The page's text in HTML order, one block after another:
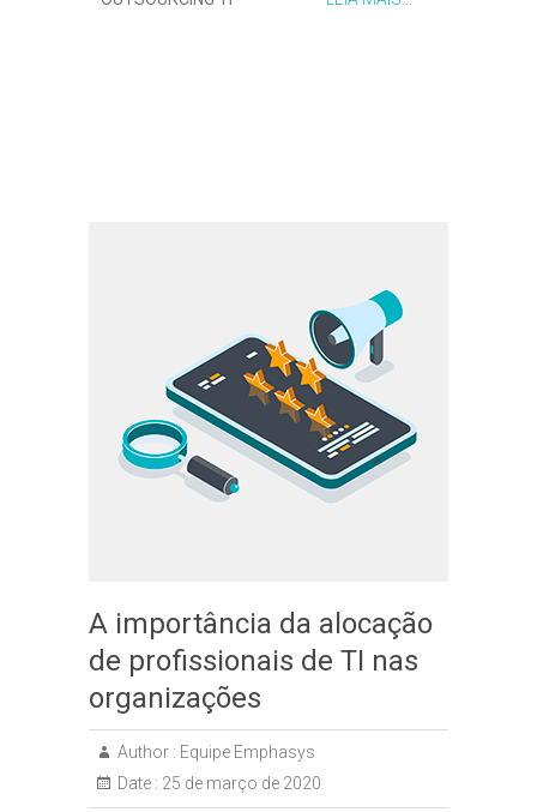
A importância da alocação
de profissionais de TI nas
organizações
Author : Equipe Emphasys
Date : 25 de março de 2020